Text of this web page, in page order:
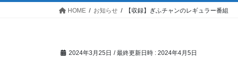
ッ
移
HOME お知らせ 【収録】ぎふチャンのレギュラー番組
2024年3月25日 / 最終更新日時 : 2024年4月5日